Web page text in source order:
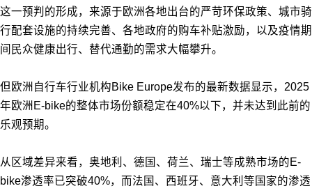
这一预判的形成，来源于欧洲各地出台的严苛环保政策、城市骑
行配套设施的持续完善、各地政府的购车补贴激励，以及疫情期
间民众健康出行、替代通勤的需求大幅攀升。
但欧洲自行车行业机构Bike Europe发布的最新数据显示，2025
年欧洲E-bike的整体市场份额稳定在40%以下，并未达到此前的
乐观预期。
从区域差异来看，奥地利、德国、荷兰、瑞士等成熟市场的E-
bike渗透率已突破40%，而法国、西班牙、意大利等国家的渗透